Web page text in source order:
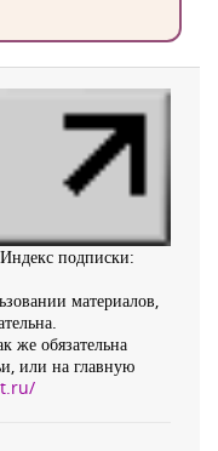
подписки:
материалов,
же обязательна
или на главную